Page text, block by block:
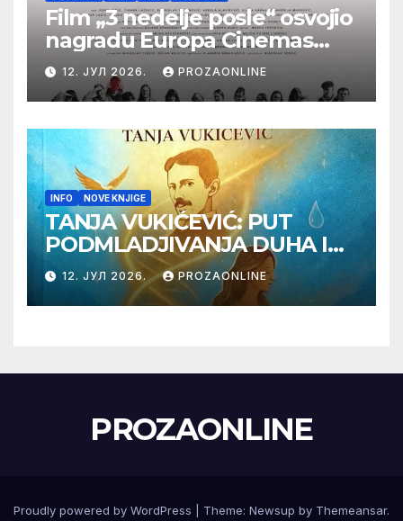
Film „3 nedelje posle“ osvojio
nagradu Europa Cinemas
Label na Filmskom festivalu
u Karlovim Varima
12. ЈУЛ 2026. PROZAONLINE
INFO NOVE KNJIGE
TANJA VUKIĆEVIĆ: PUT
PODMLADJIVANJA DUHA I
TELA SA TESLOM
12. ЈУЛ 2026. PROZAONLINE
PROZAONLINE
Proudly powered by WordPress Theme: Newsup by Themeansar.